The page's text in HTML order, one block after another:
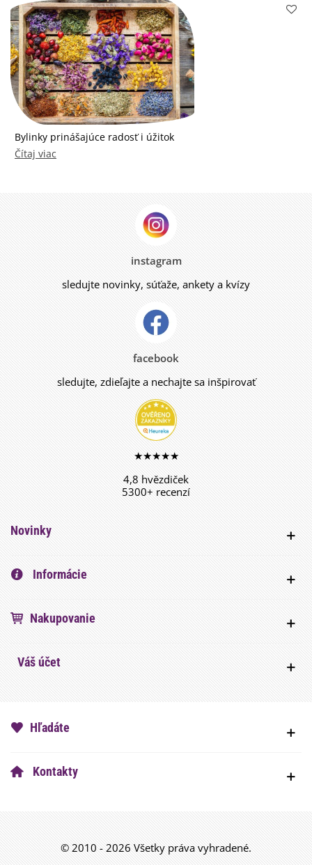
Bylinky prinášajúce radosť i úžitok
Čítaj viac
instagram
sledujte novinky, súťaže, ankety a kvízy
facebook
sledujte, zdieľajte a nechajte sa inšpirovať
★★★★★
4,8 hvězdiček
5300+ recenzí
Novinky
Informácie
Nakupovanie
Váš účet
Hľadáte
Kontakty
© 2010 - 2026 Všetky práva vyhradené.